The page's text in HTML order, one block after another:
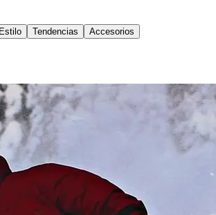
Tendencias Accesorios